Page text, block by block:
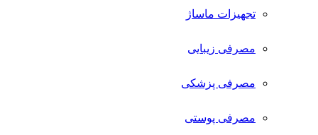
تجهیزات ماساژ
مصرفی زیبایی
مصرفی پزشکی
مصرفی پوستی